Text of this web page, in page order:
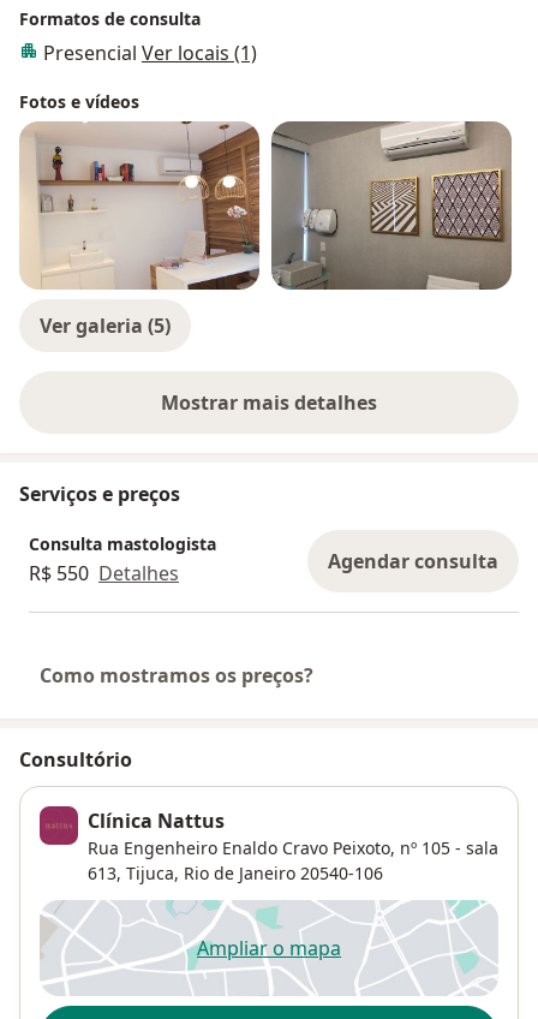
Formatos de consulta
Presencial Ver locais (1)
Fotos e vídeos
Ver galeria (5)
Mostrar mais detalhes
sobre a experiência
Serviços e preços
Consulta mastologista
R$ 550 Detalhes Agendar consulta
Como mostramos os preços?
Consultório
Clínica Nattus
Rua Engenheiro Enaldo Cravo Peixoto, nº 105 - sala
613, Tijuca, Rio de Janeiro 20540-106
Ampliar o mapaabre num novo separador